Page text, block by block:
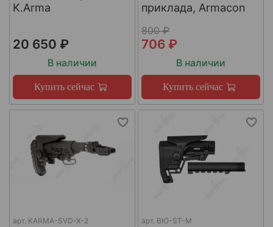
K.Arma
20 650 ₽
В наличии
Купить сейчас
приклада, Armacon
800 ₽
706 ₽
В наличии
Купить сейчас
арт. KARMA-SVD-X-2 арт. BIO-ST-M